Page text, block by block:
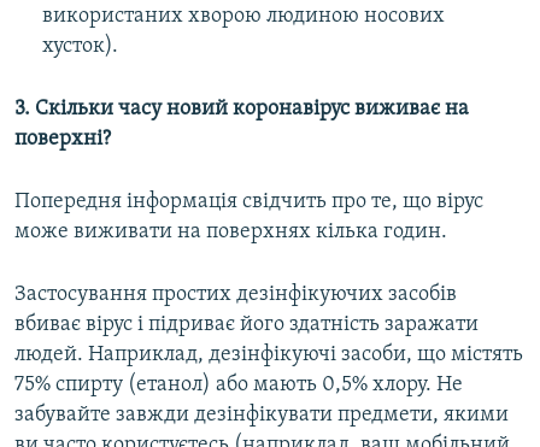
використаних хворою людиною носових
хусток).
3. Скільки часу новий коронавірус виживає на
поверхні?
Попередня інформація свідчить про те, що вірус
може виживати на поверхнях кілька годин.
Застосування простих дезінфікуючих засобів
вбиває вірус і підриває його здатність заражати
людей. Наприклад, дезінфікуючі засоби, що містять
75% спирту (етанол) або мають 0,5% хлору. Не
забувайте завжди дезінфікувати предмети, якими